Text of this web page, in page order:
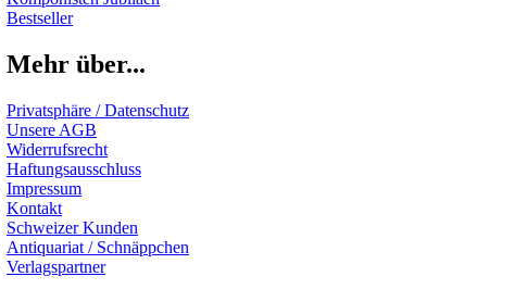
Bestseller
Mehr über...
Privatsphäre / Datenschutz
Unsere AGB
Widerrufsrecht
Haftungsausschluss
Impressum
Kontakt
Schweizer Kunden
Antiquariat / Schnäppchen
Verlagspartner